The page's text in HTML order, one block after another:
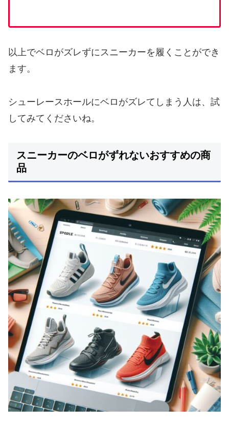
以上でベロがズレずにスニーカーを履くことができ
ます。
シューレースホールにベロがズレてしまう人は、試
してみてくださいね。
スニーカーのベロがずれないおすすめの商
品